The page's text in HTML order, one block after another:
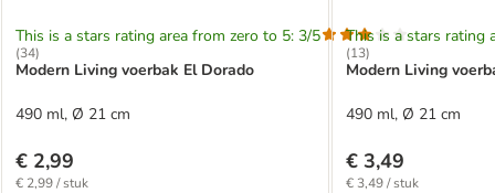
This is a stars rating area from zero to 5: 3/5
(34)
Modern Living voerbak El Dorado
490 ml, Ø 21 cm
€ 2,99
€ 2,99 / stuk
This is a stars rating
(13)
Modern Living
490 ml, Ø 21 cm
€ 3,49
€ 3,49 / stuk